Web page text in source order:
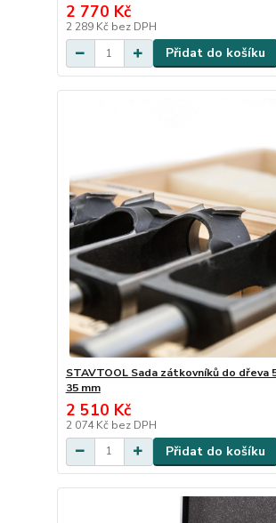
2 770 Kč
2 289 Kč bez DPH
Přidat do košíku
STAVTOOL Sada zátkovníků do dřeva
35 mm
2 510 Kč
2 074 Kč bez DPH
Přidat do košíku